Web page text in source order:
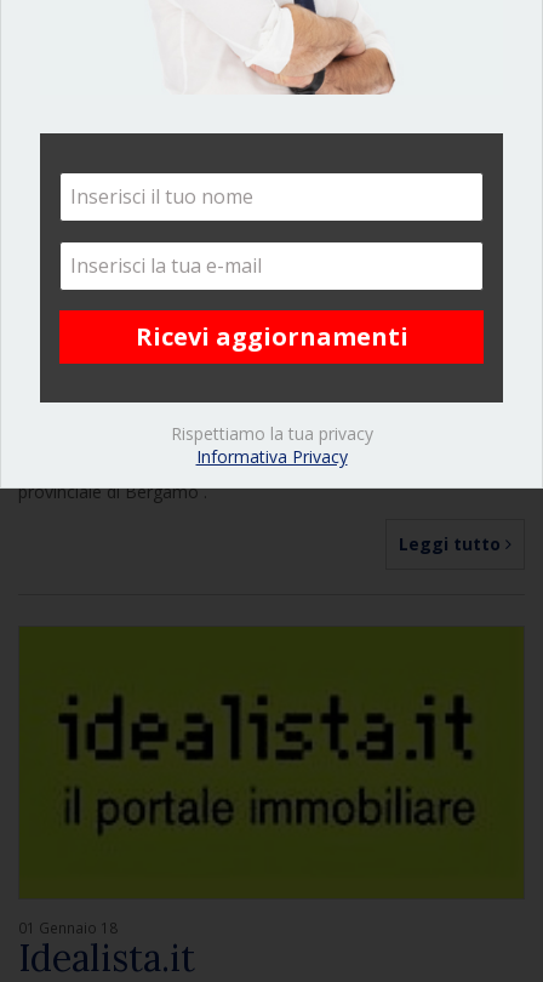
Eco Di Bergamo
Uscita in Prima pagina dell’ ECO DI BERGAMO, quotidiano
provinciale di Bergamo .
Leggi tutto
01 Gennaio 18
Idealista.it
Rispettiamo la tua privacy
Informativa Privacy